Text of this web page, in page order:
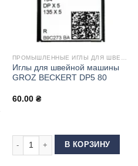
GROZ BECKERT B27/DCx27 65
Иглы для швейной машины
GROZ BECKERT DP5 80
60.00 ₴
Количество товара Иглы для
В КОРЗИНУ